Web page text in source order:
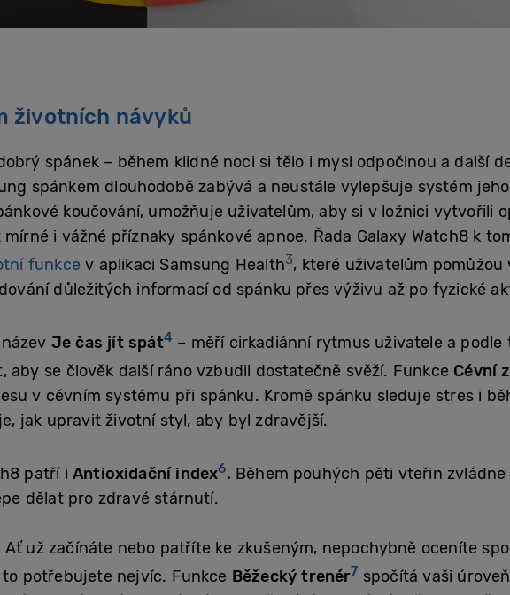
životních návyků
spánek – během klidné noci si tělo i mysl odpočinou a další
spánkem dlouhodobě zabývá a neustále vylepšuje systém
koučování, umožňuje uživatelům, aby si v ložnici vytvořili
i vážné příznaky spánkové apnoe. Řada Galaxy Watch8 k
funkce v aplikaci Samsung Health3, které uživatelům
důležitých informací od spánku přes výživu až po fyzické
Je čas jít spát4 – měří cirkadiánní rytmus uživatele a podle
aby se člověk další ráno vzbudil dostatečně svěží. Funkce Cévní
v cévním systému při spánku. Kromě spánku sleduje stres i
jak upravit životní styl, aby byl zdravější.
patří i Antioxidační index6. Během pouhých pěti vteřin
dělat pro zdravé stárnutí.
už začínáte nebo patříte ke zkušeným, nepochybně oceníte
potřebujete nejvíc. Funkce Běžecký trenér7 spočítá vaši